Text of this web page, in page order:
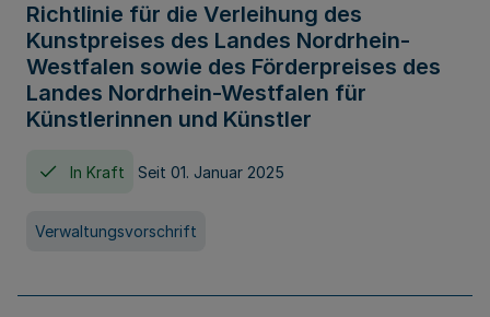
Richtlinie für die Verleihung des
Kunstpreises des Landes Nordrhein-
Westfalen sowie des Förderpreises des
Landes Nordrhein-Westfalen für
Künstlerinnen und Künstler
In Kraft Seit 01. Januar 2025
Verwaltungsvorschrift